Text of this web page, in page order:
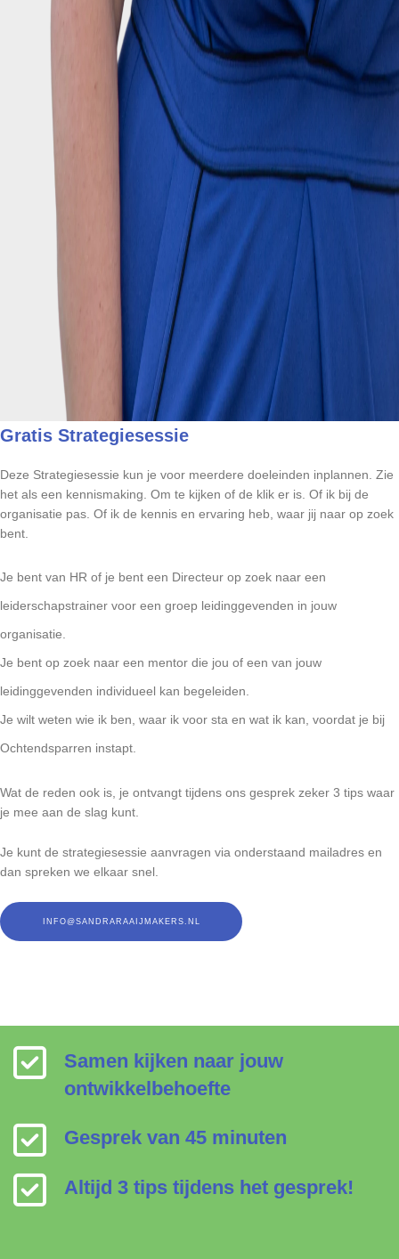
Gratis Strategiesessie
Deze Strategiesessie kun je voor meerdere doeleinden inplannen. Zie
het als een kennismaking. Om te kijken of de klik er is. Of ik bij de
organisatie pas. Of ik de kennis en ervaring heb, waar jij naar op zoek
bent.
Je bent van HR of je bent een Directeur op zoek naar een
leiderschapstrainer voor een groep leidinggevenden in jouw
organisatie.
Je bent op zoek naar een mentor die jou of een van jouw
leidinggevenden individueel kan begeleiden.
Je wilt weten wie ik ben, waar ik voor sta en wat ik kan, voordat je bij
Ochtendsparren instapt.
Wat de reden ook is, je ontvangt tijdens ons gesprek zeker 3 tips waar
je mee aan de slag kunt.
Je kunt de strategiesessie aanvragen via onderstaand mailadres en
dan spreken we elkaar snel.
INFO@SANDRARAAIJMAKERS.NL
Samen kijken naar jouw
ontwikkelbehoefte
Gesprek van 45 minuten
Altijd 3 tips tijdens het gesprek!